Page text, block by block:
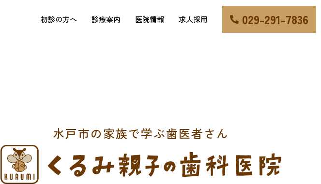
初診の方へ 診療案内 医院情報 求人採用 029-291-7836
水戸市の家族で学ぶ歯医者さん